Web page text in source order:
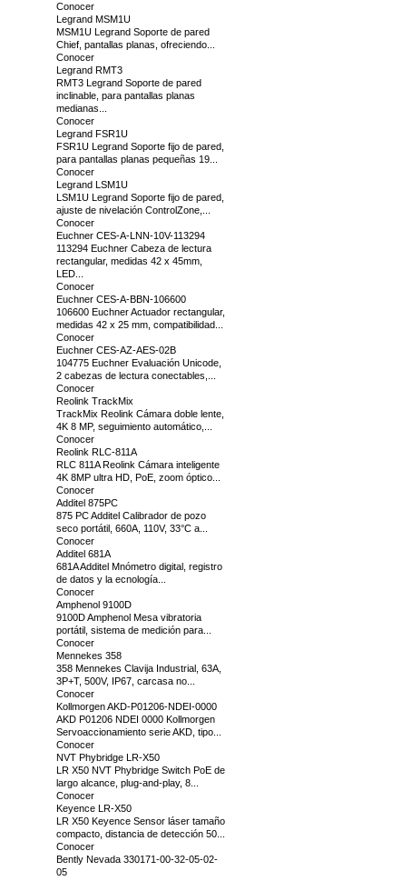
Conocer
Legrand MSM1U
MSM1U Legrand Soporte de pared
Chief, pantallas planas, ofreciendo...
Conocer
Legrand RMT3
RMT3 Legrand Soporte de pared
inclinable, para pantallas planas
medianas...
Conocer
Legrand FSR1U
FSR1U Legrand Soporte fijo de pared,
para pantallas planas pequeñas 19...
Conocer
Legrand LSM1U
LSM1U Legrand Soporte fijo de pared,
ajuste de nivelación ControlZone,...
Conocer
Euchner CES-A-LNN-10V-113294
113294 Euchner Cabeza de lectura
rectangular, medidas 42 x 45mm,
LED...
Conocer
Euchner CES-A-BBN-106600
106600 Euchner Actuador rectangular,
medidas 42 x 25 mm, compatibilidad...
Conocer
Euchner CES-AZ-AES-02B
104775 Euchner Evaluación Unicode,
2 cabezas de lectura conectables,...
Conocer
Reolink TrackMix
TrackMix Reolink Cámara doble lente,
4K 8 MP, seguimiento automático,...
Conocer
Reolink RLC-811A
RLC 811A Reolink Cámara inteligente
4K 8MP ultra HD, PoE, zoom óptico...
Conocer
Additel 875PC
875 PC Additel Calibrador de pozo
seco portátil, 660A, 110V, 33°C a...
Conocer
Additel 681A
681A Additel Mnómetro digital, registro
de datos y la ecnología...
Conocer
Amphenol 9100D
9100D Amphenol Mesa vibratoria
portátil, sistema de medición para...
Conocer
Mennekes 358
358 Mennekes Clavija Industrial, 63A,
3P+T, 500V, IP67, carcasa no...
Conocer
Kollmorgen AKD-P01206-NDEI-0000
AKD P01206 NDEI 0000 Kollmorgen
Servoaccionamiento serie AKD, tipo...
Conocer
NVT Phybridge LR-X50
LR X50 NVT Phybridge Switch PoE de
largo alcance, plug-and-play, 8...
Conocer
Keyence LR-X50
LR X50 Keyence Sensor láser tamaño
compacto, distancia de detección 50...
Conocer
Bently Nevada 330171-00-32-05-02-
05